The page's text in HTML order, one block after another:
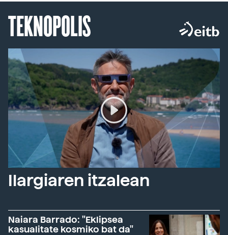
TEKNOPOLIS
Ilargiaren itzalean
Naiara Barrado: "Eklipsea
kasualitate kosmiko bat da"